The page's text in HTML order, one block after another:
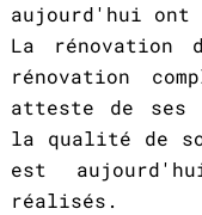
aujourd'hui ont
La rénovation
rénovation
atteste de ses
la qualité de
est
réalisés.